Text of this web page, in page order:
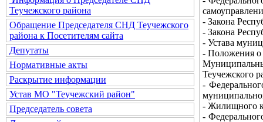
Теучежского района
Обращение Председателя СНД Теучежского
района к Посетителям сайта
Депутаты
Нормативные акты
Раскрытие информации
Устав МО "Теучежский район"
Председатель совета
- Закона
- Закона
- Устава
- Положения о
Теучежского
-
- Жилищного
-